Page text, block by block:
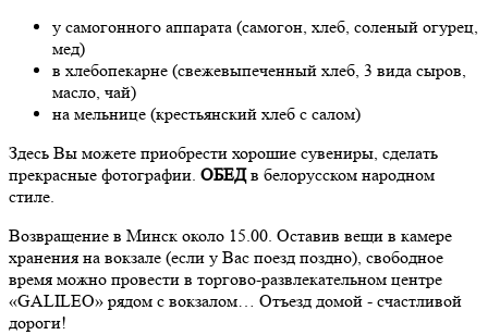
у самогонного аппарата (самогон, хлеб, соленый огурец,
мед)
в хлебопекарне (свежевыпеченный хлеб, 3 вида сыров,
масло, чай)
на мельнице (крестьянский хлеб с салом)
Здесь Вы можете приобрести хорошие сувениры, сделать
прекрасные фотографии. ОБЕДв белорусском народном
стиле.
Возвращение в Минск около 15.00. Оставив вещи в камере
хранения на вокзале (если у Вас поезд поздно), свободное
время можно провести в торгово-развлекательном центре
«GALILEO» рядом с вокзалом… Отъезд домой - счастливой
дороги!